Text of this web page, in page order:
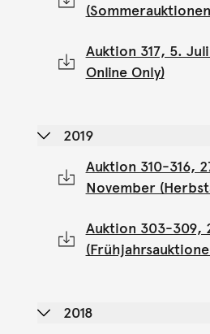
Auktion 317, 5.
Online Only)
2019
Auktion 310-316,
November
Auktion 303-309,
2018